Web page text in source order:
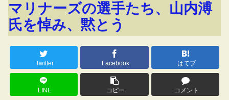
マリナーズの選手たち、山内溥
氏を悼み、黙とう
Twitter Facebook はてブ
LINE コピー コメント